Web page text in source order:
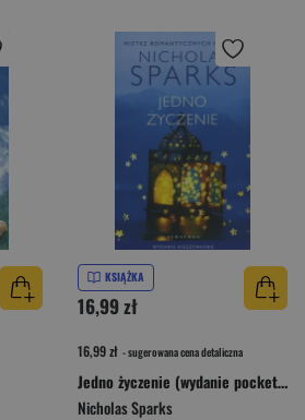
KSIĄŻKA
16,99 zł
16,99 zł - sugerowana cena detaliczna
Jedno życzenie (wydanie pocketowe)
Nicholas Sparks